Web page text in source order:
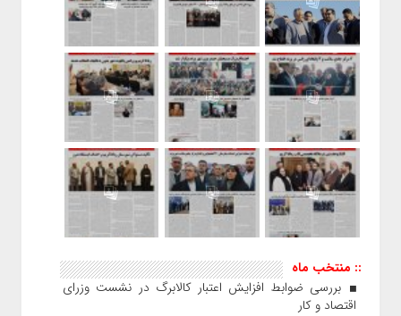
:: منتخب ماه
بررسی ضوابط افزایش اعتبار کالابرگ در نشست وزرای
اقتصاد و کار